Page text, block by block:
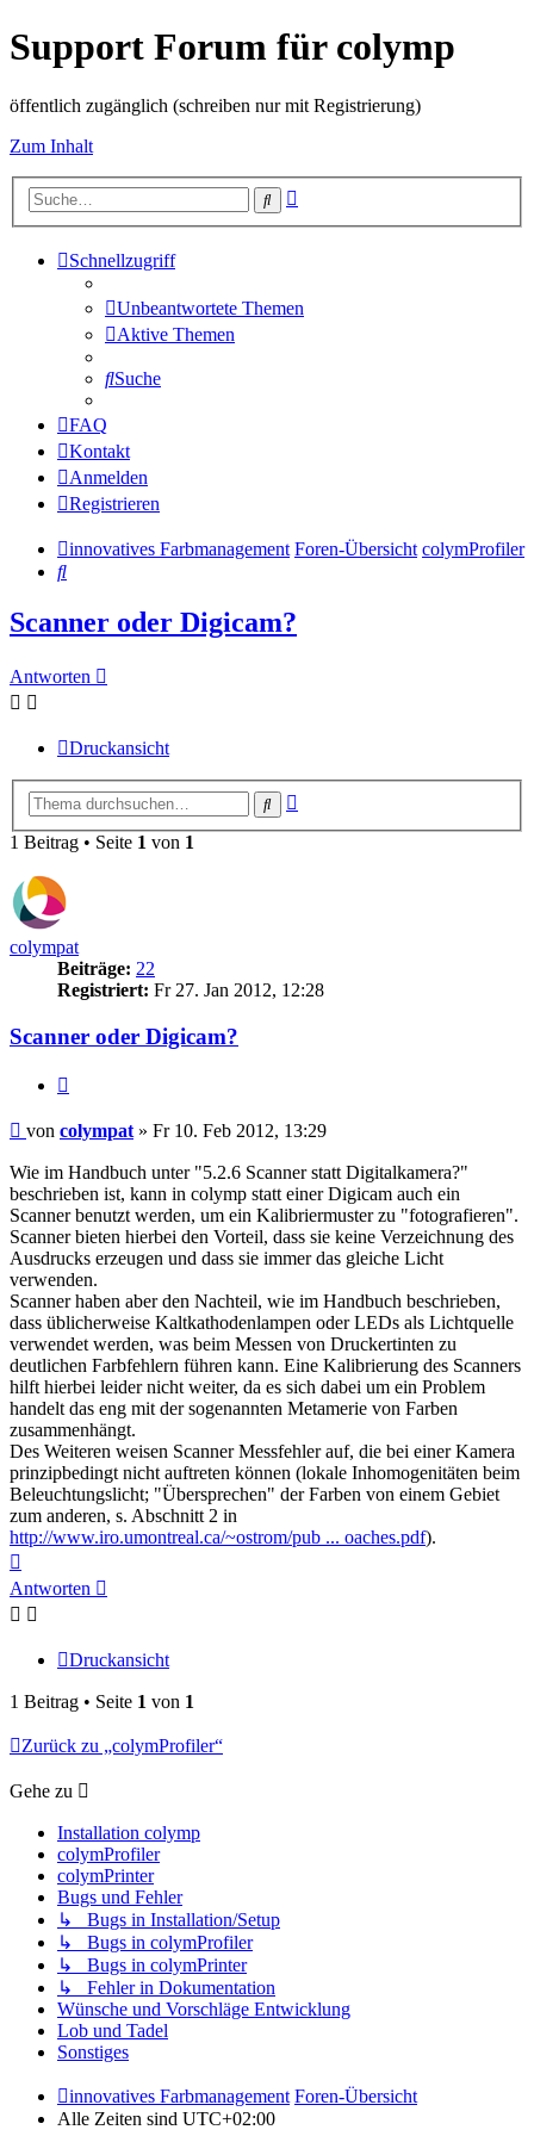
Support Forum für colymp
öffentlich zugänglich (schreiben nur mit Registrierung)
Zum Inhalt
Suche
Schnellzugriff
Unbeantwortete Themen
Aktive Themen
Suche
FAQ
Kontakt
Anmelden
Registrieren
innovatives Farbmanagement Foren-Übersicht colymProfiler
Suche
Scanner oder Digicam?
Antworten
Druckansicht
Suche
1 Beitrag • Seite 1 von 1
colympat
Beiträge: 22
Registriert: Fr 27. Jan 2012, 12:28
Scanner oder Digicam?
Beitrag
von colympat » Fr 10. Feb 2012, 13:29
Wie im Handbuch unter "5.2.6 Scanner statt Digitalkamera?"
beschrieben ist, kann in colymp statt einer Digicam auch ein
Scanner benutzt werden, um ein Kalibriermuster zu "fotografieren".
Scanner bieten hierbei den Vorteil, dass sie keine Verzeichnung des
Ausdrucks erzeugen und dass sie immer das gleiche Licht
verwenden.
Scanner haben aber den Nachteil, wie im Handbuch beschrieben,
dass üblicherweise Kaltkathodenlampen oder LEDs als Lichtquelle
verwendet werden, was beim Messen von Druckertinten zu
deutlichen Farbfehlern führen kann. Eine Kalibrierung des Scanners
hilft hierbei leider nicht weiter, da es sich dabei um ein Problem
handelt das eng mit der sogenannten Metamerie von Farben
zusammenhängt.
Des Weiteren weisen Scanner Messfehler auf, die bei einer Kamera
prinzipbedingt nicht auftreten können (lokale Inhomogenitäten beim
Beleuchtungslicht; "Übersprechen" der Farben von einem Gebiet
zum anderen, s. Abschnitt 2 in
http://www.iro.umontreal.ca/~ostrom/pub ... oaches.pdf).
oben
Antworten
Druckansicht
1 Beitrag • Seite 1 von 1
Zurück zu „colymProfiler“
Gehe zu
Installation colymp
colymProfiler
colymPrinter
Bugs und Fehler
↳ Bugs in Installation/Setup
↳ Bugs in colymProfiler
↳ Bugs in colymPrinter
↳ Fehler in Dokumentation
Wünsche und Vorschläge Entwicklung
Lob und Tadel
Sonstiges
innovatives Farbmanagement Foren-Übersicht
Alle Zeiten sind UTC+02:00